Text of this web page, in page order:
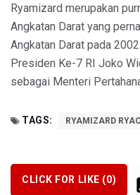
Ryamizard merupakan
Angkatan Darat yang
Angkatan Darat pada
Presiden Ke-7 RI Joko
sebagai Menteri
TAGS: RYAMIZARD
CLICK FOR LIKE (0)